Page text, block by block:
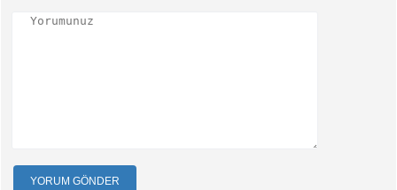
YORUM GÖNDER